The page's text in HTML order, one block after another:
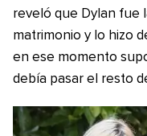
reveló que Dylan fue
matrimonio y lo hizo
en ese momento
debía pasar el resto